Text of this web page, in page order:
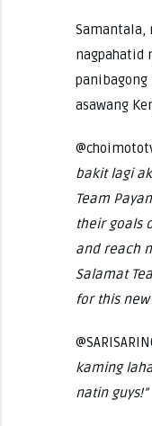
Samantala,
nagpahatid
panibagong
asawang
bakit lagi
Team
their goals
and reach
Salamat
for this new
kaming
natin guys!”